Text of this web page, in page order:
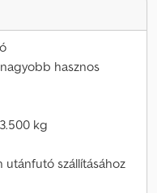
hasznos
kg
szállításához